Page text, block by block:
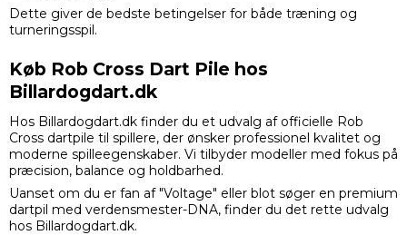
Dette giver de bedste betingelser for både træning og
turneringsspil.
Køb Rob Cross Dart Pile hos
Billardogdart.dk
Hos Billardogdart.dk finder du et udvalg af officielle Rob
Cross dartpile til spillere, der ønsker professionel kvalitet og
moderne spilleegenskaber. Vi tilbyder modeller med fokus på
præcision, balance og holdbarhed.
Uanset om du er fan af "Voltage" eller blot søger en premium
dartpil med verdensmester-DNA, finder du det rette udvalg
hos Billardogdart.dk.